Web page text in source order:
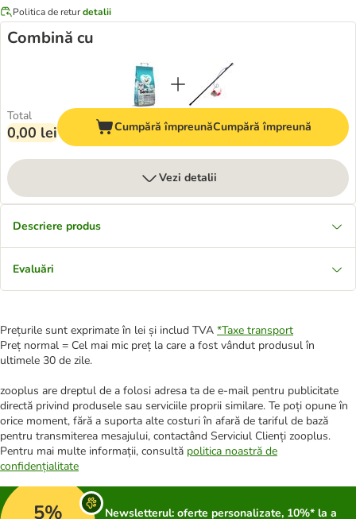
Politica de returdetalii
Combină cu
Total
0,00 lei Cumpără împreunăCumpără împreună
Vezi detalii
Descriere produs
Evaluări
Prețurile sunt exprimate în lei și includ TVA *Taxe transport
Preț normal = Cel mai mic preț la care a fost vândut produsul în
ultimele 30 de zile.
zooplus are dreptul de a folosi adresa ta de e-mail pentru publicitate
directă privind produsele sau serviciile proprii similare. Te poți opune în
orice moment, fără a suporta alte costuri în afară de tariful de bază
pentru transmiterea mesajului, contactând Serviciul Clienți zooplus.
Pentru mai multe informații, consultă politica noastră de
confidențialitate
5%
Newsletterul: oferte personalizate, 10%* la a